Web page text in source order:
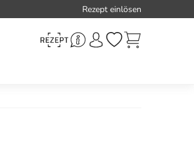
Rezept einlösen